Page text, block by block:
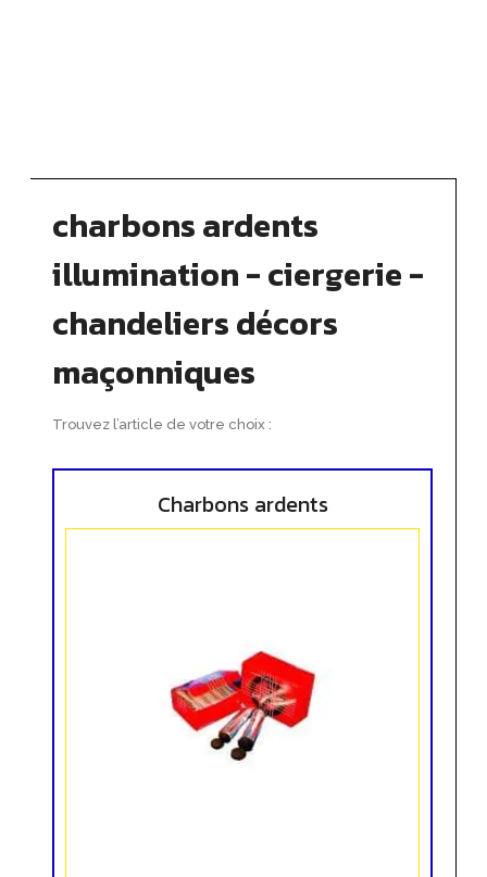
charbons ardents
illumination - ciergerie -
chandeliers décors
maçonniques
Trouvez l’article de votre choix :
Charbons ardents